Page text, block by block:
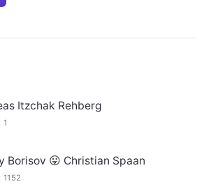
Itzchak Rehberg
1
Borisov 😛 Christian Spaan
1152